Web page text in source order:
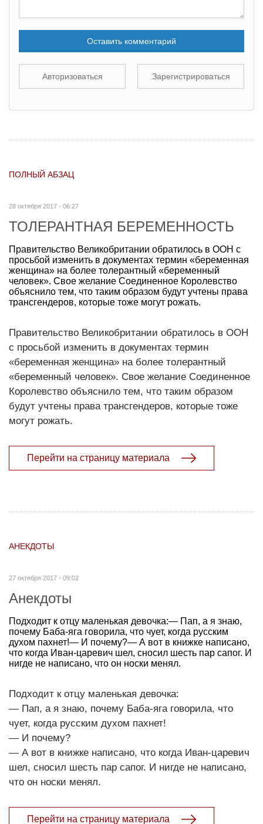
Оставить комментарий
Авторизоваться Зарегистрироваться
ПОЛНЫЙ АБЗАЦ
28 октября 2017 - 06:27
ТОЛЕРАНТНАЯ БЕРЕМЕННОСТЬ
Правительство Великобритании обратилось в ООН с
просьбой изменить в документах термин «беременная
женщина» на более толерантный «беременный
человек». Свое желание Соединенное Королевство
объяснило тем, что таким образом будут учтены права
трансгендеров, которые тоже могут рожать.
Правительство Великобритании обратилось в ООН
с просьбой изменить в документах термин
«беременная женщина» на более толерантный
«беременный человек». Свое желание Соединенное
Королевство объяснило тем, что таким образом
будут учтены права трансгендеров, которые тоже
могут рожать.
Перейти на страницу материала
АНЕКДОТЫ
27 октября 2017 - 09:02
Анекдоты
Подходит к отцу маленькая девочка:— Пап, а я знаю,
почему Баба-яга говорила, что чует, когда русским
духом пахнет!— И почему?— А вот в книжке написано,
что когда Иван-царевич шел, сносил шесть пар сапог. И
нигде не написано, что он носки менял.
Подходит к отцу маленькая девочка:
— Пап, а я знаю, почему Баба-яга говорила, что
чует, когда русским духом пахнет!
— И почему?
— А вот в книжке написано, что когда Иван-царевич
шел, сносил шесть пар сапог. И нигде не написано,
что он носки менял.
Перейти на страницу материала